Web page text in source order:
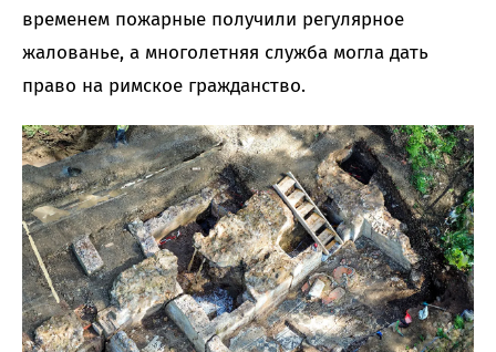
временем пожарные получили регулярное
жалованье, а многолетняя служба могла дать
право на римское гражданство.